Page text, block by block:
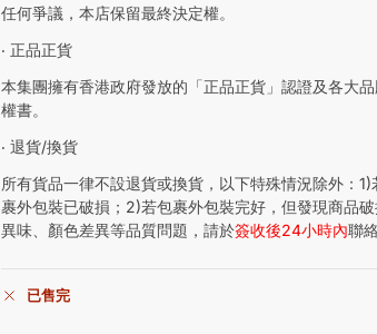
任何爭議，本店保留最終決定權。
‧ 正品正貨
本集團擁有香港政府發放的「正品正貨」認證及各大
權書。
‧ 退貨/換貨
所有貨品一律不設退貨或換貨，以下特殊情況除外：1)
裹外包裝已破損；2)若包裹外包裝完好，但發現商品
異味、顏色差異等品質問題，請於簽收後24小時內聯
已售完